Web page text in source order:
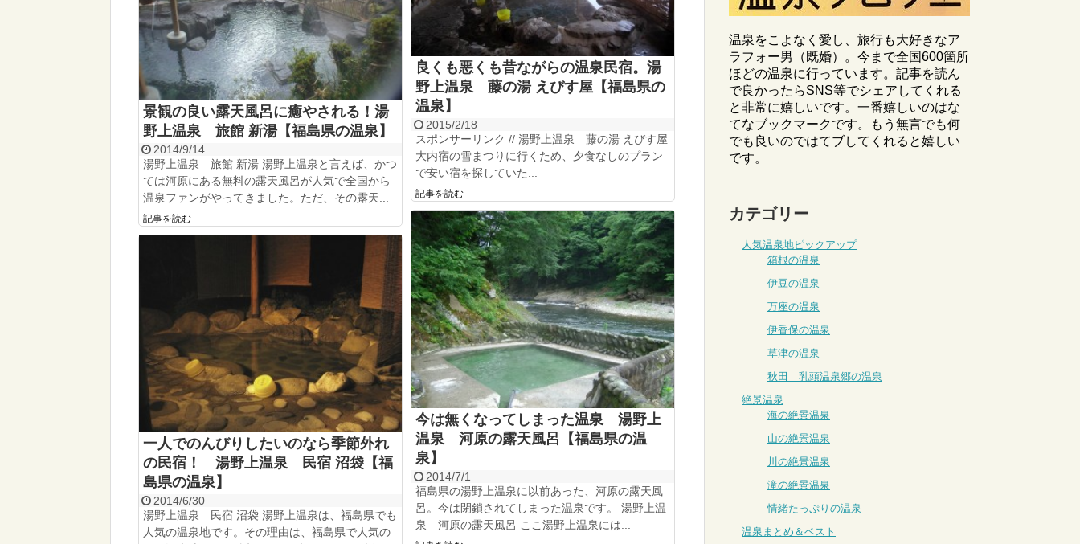
良くも悪くも昔ながらの温泉民宿。湯
野上温泉 藤の湯 えびす屋【福島県の
温泉】
2015/2/18
スポンサーリンク // 湯野上温泉 藤の湯 えびす屋
大内宿の雪まつりに行くため、夕食なしのプラン
で安い宿を探していた...
記事を読む
景観の良い露天風呂に癒やされる！湯
野上温泉 旅館 新湯【福島県の温泉】
2014/9/14
湯野上温泉 旅館 新湯 湯野上温泉と言えば、かつ
ては河原にある無料の露天風呂が人気で全国から
温泉ファンがやってきました。ただ、その露天...
記事を読む
今は無くなってしまった温泉 湯野上
温泉 河原の露天風呂【福島県の温
泉】
2014/7/1
福島県の湯野上温泉に以前あった、河原の露天風
呂。今は閉鎖されてしまった温泉です。 湯野上温
泉 河原の露天風呂 ここ湯野上温泉には...
一人でのんびりしたいのなら季節外れ
の民宿！ 湯野上温泉 民宿 沼袋【福
島県の温泉】
2014/6/30
湯野上温泉 民宿 沼袋 湯野上温泉は、福島県でも
人気の温泉地です。その理由は、福島県で人気の
温泉をこよなく愛し、旅行も大好きなア
ラフォー男（既婚）。今まで全国600箇所
ほどの温泉に行っています。記事を読ん
で良かったらSNS等でシェアしてくれる
と非常に嬉しいです。一番嬉しいのはな
てなブックマークです。もう無言でも何
でも良いのではてブしてくれると嬉しい
です。
カテゴリー
人気温泉地ピックアップ
箱根の温泉
伊豆の温泉
万座の温泉
伊香保の温泉
草津の温泉
秋田 乳頭温泉郷の温泉
絶景温泉
海の絶景温泉
山の絶景温泉
川の絶景温泉
滝の絶景温泉
情緒たっぷりの温泉
温泉まとめ＆ベスト